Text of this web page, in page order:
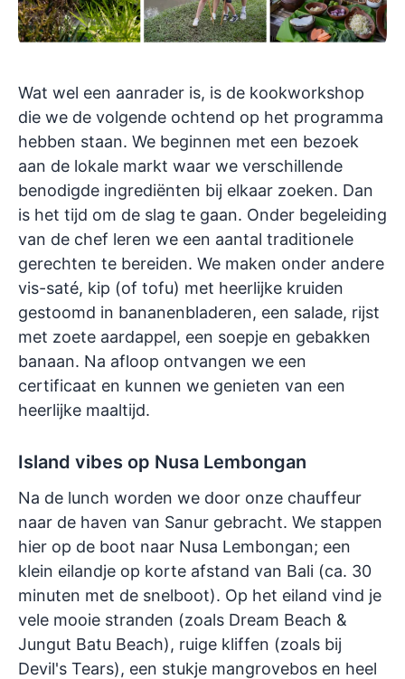
Wat wel een aanrader is, is de kookworkshop
die we de volgende ochtend op het programma
hebben staan. We beginnen met een bezoek
aan de lokale markt waar we verschillende
benodigde ingrediënten bij elkaar zoeken. Dan
is het tijd om de slag te gaan. Onder begeleiding
van de chef leren we een aantal traditionele
gerechten te bereiden. We maken onder andere
vis-saté, kip (of tofu) met heerlijke kruiden
gestoomd in bananenbladeren, een salade, rijst
met zoete aardappel, een soepje en gebakken
banaan. Na afloop ontvangen we een
certificaat en kunnen we genieten van een
heerlijke maaltijd.
Island vibes op Nusa Lembongan
Na de lunch worden we door onze chauffeur
naar de haven van Sanur gebracht. We stappen
hier op de boot naar Nusa Lembongan; een
klein eilandje op korte afstand van Bali (ca. 30
minuten met de snelboot). Op het eiland vind je
vele mooie stranden (zoals Dream Beach &
Jungut Batu Beach), ruige kliffen (zoals bij
Devil's Tears), een stukje mangrovebos en heel